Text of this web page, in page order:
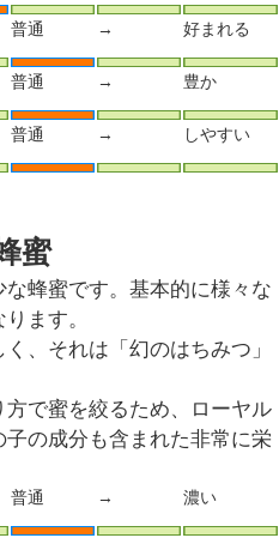
普通 → 好まれる
普通 → 豊か
普通 → しやすい
蜜
蜂蜜です。基本的に様々な
ます。
、それは「幻のはちみつ」
で蜜を絞るため、ローヤル
の成分も含まれた非常に栄
普通 → 濃い